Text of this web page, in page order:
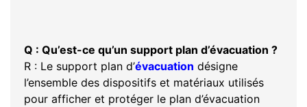
Q : Qu’est-ce qu’un support plan d’évacuation ?
R : Le support plan d’évacuation désigne
l’ensemble des dispositifs et matériaux utilisés
pour afficher et protéger le plan d’évacuation